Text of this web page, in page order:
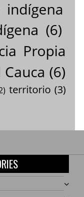
indígena
(6)
Propia
(6)
territorio (3)